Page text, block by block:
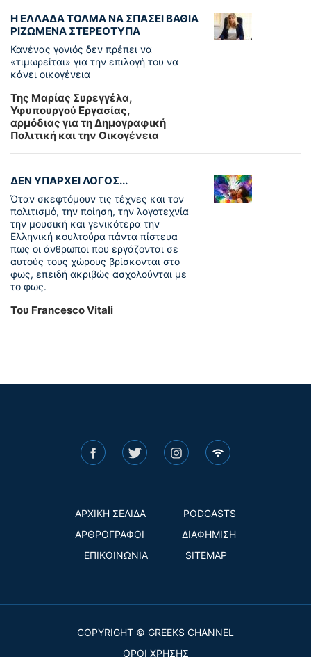
Η ΕΛΛΑΔΑ ΤΟΛΜΑ ΝΑ ΣΠΑΣΕΙ ΒΑΘΙΑ
ΡΙΖΩΜΕΝΑ ΣΤΕΡΕΟΤΥΠΑ
Κανένας γονιός δεν πρέπει να
«τιμωρείται» για την επιλογή του να
κάνει οικογένεια
Της Μαρίας Συρεγγέλα,
Υφυπουργού Εργασίας,
αρμόδιας για τη Δημογραφική
Πολιτική και την Οικογένεια
ΔΕΝ ΥΠΑΡΧΕΙ ΛΟΓΟΣ...
Όταν σκεφτόμουν τις τέχνες και τον
πολιτισμό, την ποίηση, την λογοτεχνία
την μουσική και γενικότερα την
Ελληνική κουλτούρα πάντα πίστευα
πως οι άνθρωποι που εργάζονται σε
αυτούς τους χώρους βρίσκονται στο
φως, επειδή ακριβώς ασχολούνται με
το φως.
Του Francesco Vitali
ΑΡΧΙΚΗ ΣΕΛΙΔΑ
PODCASTS
ΑΡΘΡΟΓΡΑΦΟΙ
ΔΙΑΦΗΜΙΣΗ
ΕΠΙΚΟΙΝΩΝΙΑ
SITEMAP
COPYRIGHT © GREEKS CHANNEL
ΟΡΟΙ ΧΡΗΣΗΣ